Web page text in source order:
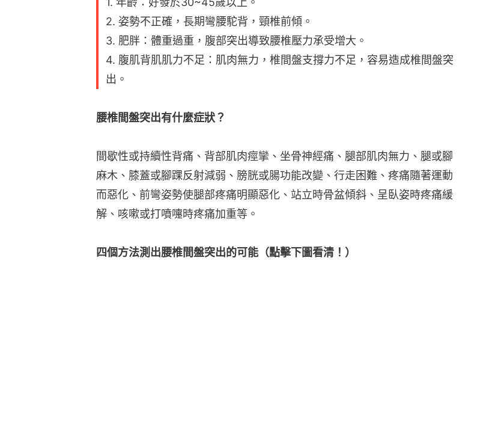
2. 姿勢不正確，長期彎腰駝背，頸椎前傾。
3. 肥胖：體重過重，腹部突出導致腰椎壓力承受增大。
4. 腹肌背肌肌力不足：肌肉無力，椎間盤支撐力不足，容易造成椎間盤突
出。
腰椎間盤突出有什麼症狀？
間歇性或持續性背痛、背部肌肉痙攣、坐骨神經痛、腿部肌肉無力、腿或腳
麻木、膝蓋或腳踝反射減弱、膀胱或腸功能改變、行走困難、疼痛隨著運動
而惡化、前彎姿勢使腿部疼痛明顯惡化、站立時骨盆傾斜、呈臥姿時疼痛緩
解、咳嗽或打噴嚏時疼痛加重等。
四個方法測出腰椎間盤突出的可能（點擊下圖看清！）